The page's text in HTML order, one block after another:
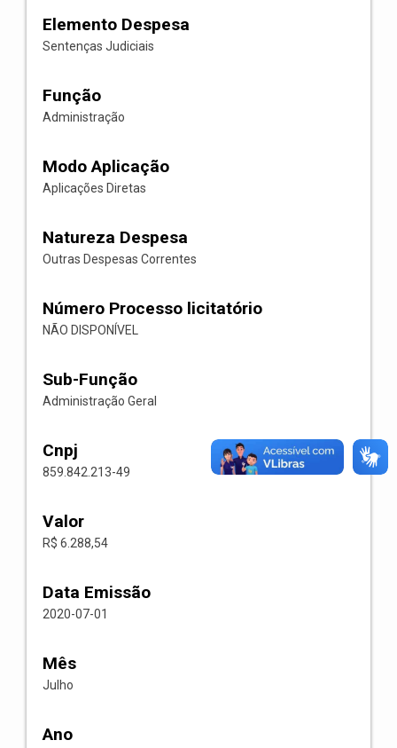
Elemento Despesa
Sentenças Judiciais
Função
Administração
Modo Aplicação
Aplicações Diretas
Natureza Despesa
Outras Despesas Correntes
Número Processo licitatório
NÃO DISPONÍVEL
Sub-Função
Administração Geral
Cnpj
859.842.213-49
Valor
R$ 6.288,54
Data Emissão
2020-07-01
Mês
Julho
Ano